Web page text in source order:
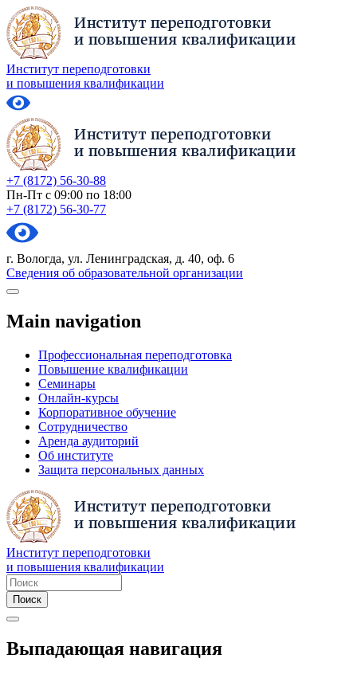
Институт переподготовки
и повышения квалификации
+7 (8172) 56-30-88
Пн-Пт с 09:00 по 18:00
+7 (8172) 56-30-77
г. Вологда, ул. Ленинградская, д. 40, оф. 6
Сведения об образовательной организации
Main navigation
Профессиональная переподготовка
Повышение квалификации
Семинары
Онлайн-курсы
Корпоративное обучение
Сотрудничество
Аренда аудиторий
Об институте
Защита персональных данных
Институт переподготовки
и повышения квалификации
Выпадающая навигация